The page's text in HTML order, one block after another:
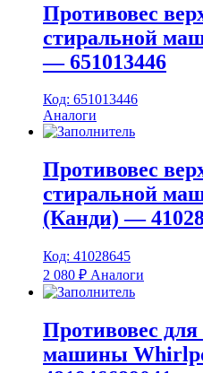
Противовес
стиральной
— 651013446
Код: 651013446
Аналоги
Противовес
стиральной
(Канди) —
Код: 41028645
2 080 ₽ Аналоги
Противовес
машины